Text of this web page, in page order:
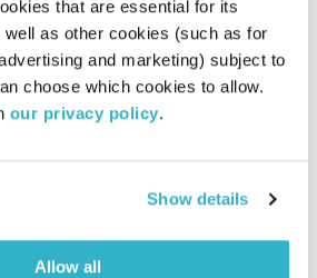
that are essential for its
well as other cookies (such as for
and marketing) subject to
choose which cookies to allow.
our privacy policy.
Show details
Allow all
כל יום מחדש – 14.7.22
כל יום מחדש
אמיר פרי